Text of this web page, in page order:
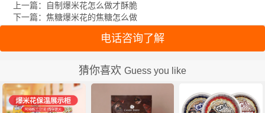
上一篇：自制爆米花怎么做才酥脆
下一篇：焦糖爆米花的焦糖怎么做
电话咨询了解
猜你喜欢 Guess you like